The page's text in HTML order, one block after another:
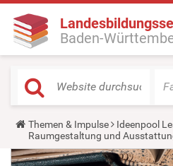
Baden-
Y
o
u
a
Themen & Impulse Ideenpool
Raumgestaltung und